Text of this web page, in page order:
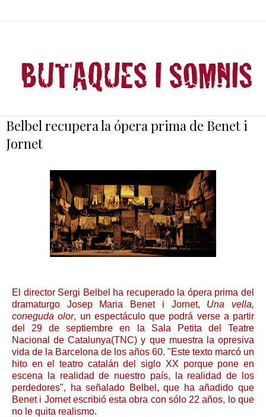
Belbel recupera la ópera prima de Benet i
Jornet
El director Sergi Belbel ha recuperado la ópera prima del
dramaturgo Josep Maria Benet i Jornet, Una vella,
coneguda olor, un espectáculo que podrá verse a partir
del 29 de septiembre en la Sala Petita del Teatre
Nacional de Catalunya(TNC) y que muestra la opresiva
vida de la Barcelona de los años 60. "Este texto marcó un
hito en el teatro catalán del siglo XX porque pone en
escena la realidad de nuestro país, la realidad de los
perdedores", ha señalado Belbel, que ha añadido que
Benet i Jornet escribió esta obra con sólo 22 años, lo que
no le quita realismo.